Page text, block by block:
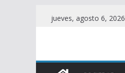
jueves, agosto 6, 2026